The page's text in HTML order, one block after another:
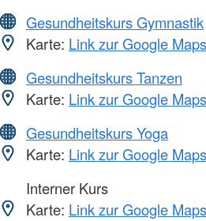
Gesundheitskurs Gymnastik
Karte: Link zur Google
Gesundheitskurs Tanzen
Karte: Link zur Google
Gesundheitskurs Yoga
Karte: Link zur Google
Interner Kurs
Karte: Link zur Google